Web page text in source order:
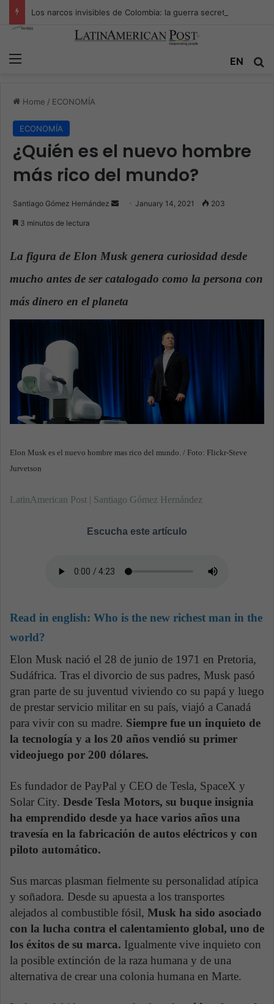
EN
Home / ECONOMÍA
ECONOMÍA
¿Quién es el nuevo hombre
más rico del mundo?
Santiago Gómez Hernández
a
n
m
a
January 14, 2021 203
3 minutos de lectura
La figura de Elon Musk genera curiosidad desde
mucho antes de ser catalogado como la persona con
más dinero en el planeta
Elon Musk es el nuevo hombre mas rico del mundo. / Foto: Flickr-Steve
Jurvetson
LatinAmerican Post | Santiago Gómez Hernández
Escucha este artículo
Read in english: Who is the new richest man in the
world?
Elon Musk nació el 28 de junio de 1971 en Pretoria,
Sudáfrica. Tras el divorcio de sus padres, Musk pasó
gran parte de su juventud viviendo co su papá y luego
de prestar servicio militar en su país, viajó a Canadá
para vivir con su madre. Siempre fue un inquieto de
la tecnología y a los 20 años vendió su primer
videojuego por 200 dólares.
Es fundador de PayPal y CEO de Tesla, SpaceX y
Solar City. Desde Tesla Motors, su buque insignia
ha emprendido desde ya hace varios años una
travesía en la fabricación de autos eléctricos y con
piloto automático.
Sus marcas plasman fielmente su personalidad atípica
y soñadora. Desde su apuesta a los transportes
alejados al combustible fósil, Musk ha sido asociado
con la lucha contra el calentamiento global, uno de
los éxitos de su marca. Igualmente vive inquieto con
la posible extinción de la raza humana y de una
alternativa de crear una colonia humana en Marte.